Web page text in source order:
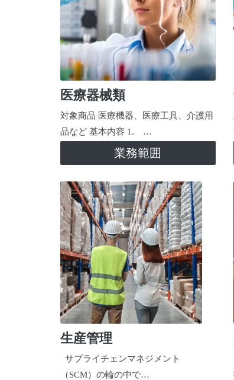
医療器械類
対象商品 医療機器、医療工具、介護用
品など 基本内容 1. …
業務範囲
生産管理
サプライチェンマネジメント
（SCM）の輪の中で…